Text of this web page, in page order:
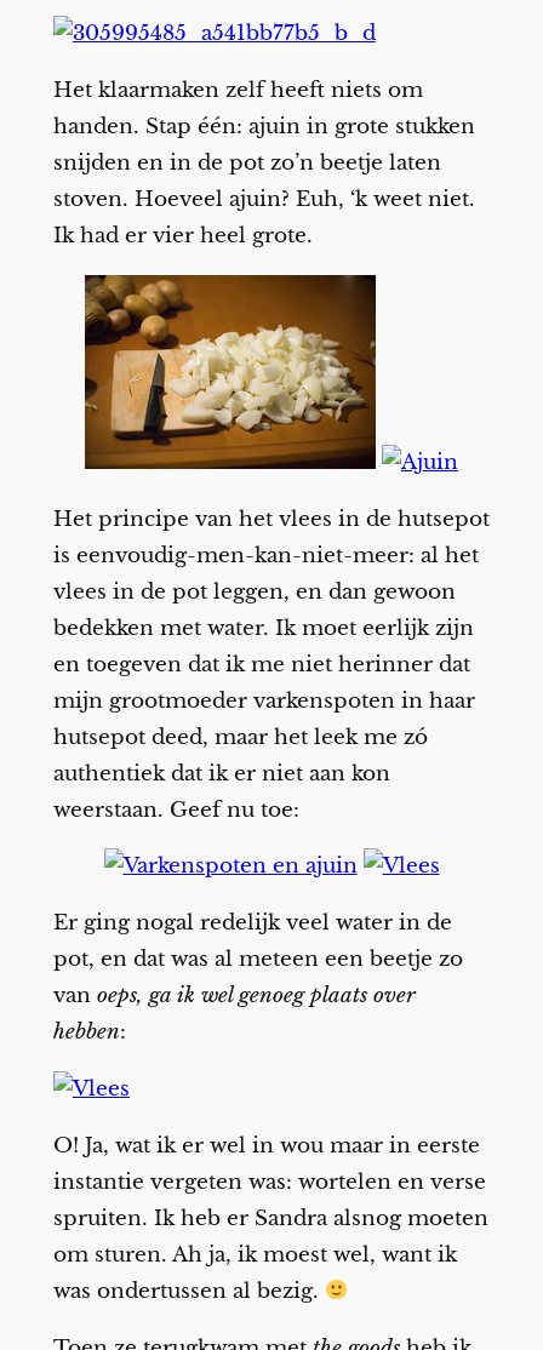
Het klaarmaken zelf heeft niets om
handen. Stap één: ajuin in grote stukken
snijden en in de pot zo’n beetje laten
stoven. Hoeveel ajuin? Euh, ‘k weet niet.
Ik had er vier heel grote.
Het principe van het vlees in de hutsepot
is eenvoudig-men-kan-niet-meer: al het
vlees in de pot leggen, en dan gewoon
bedekken met water. Ik moet eerlijk zijn
en toegeven dat ik me niet herinner dat
mijn grootmoeder varkenspoten in haar
hutsepot deed, maar het leek me zó
authentiek dat ik er niet aan kon
weerstaan. Geef nu toe:
Er ging nogal redelijk veel water in de
pot, en dat was al meteen een beetje zo
van oeps, ga ik wel genoeg plaats over
hebben:
O! Ja, wat ik er wel in wou maar in eerste
instantie vergeten was: wortelen en verse
spruiten. Ik heb er Sandra alsnog moeten
om sturen. Ah ja, ik moest wel, want ik
was ondertussen al bezig.